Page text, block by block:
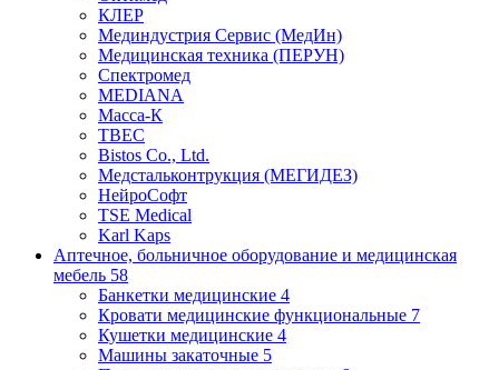
КЛЕР
Мединдустрия Сервис (МедИн)
Медицинская техника (ПЕРУН)
Спектромед
MEDIANA
Масса-К
ТВЕС
Bistos Co., Ltd.
Медстальконтрукция (МЕГИДЕЗ)
НейроСофт
TSE Medical
Karl Kaps
Аптечное, больничное оборудование и медицинская
мебель 58
Банкетки медицинские 4
Кровати медицинские функциональные 7
Кушетки медицинские 4
Машины закаточные 5